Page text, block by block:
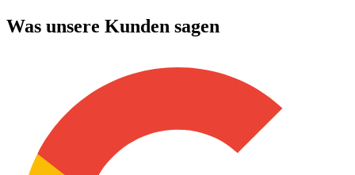
Was unsere Kunden sagen